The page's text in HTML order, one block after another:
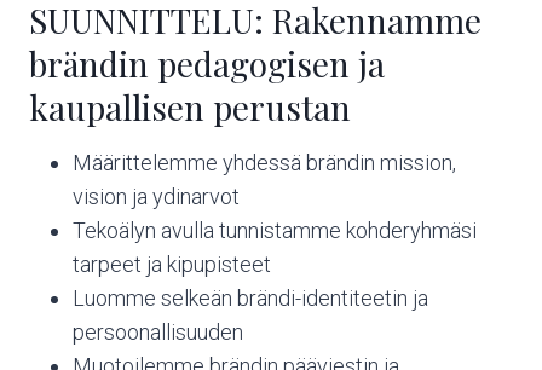
SUUNNITTELU: Rakennamme
brändin pedagogisen ja
kaupallisen perustan
Määrittelemme yhdessä brändin mission,
vision ja ydinarvot
Tekoälyn avulla tunnistamme kohderyhmäsi
tarpeet ja kipupisteet
Luomme selkeän brändi-identiteetin ja
persoonallisuuden